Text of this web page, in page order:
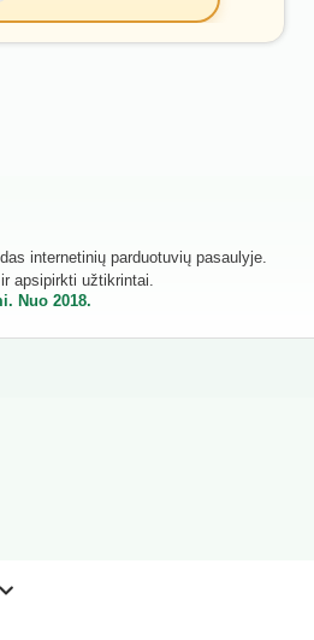
internetinių parduotuvių pasaulyje.
apsipirkti užtikrintai.
Nuo 2018.